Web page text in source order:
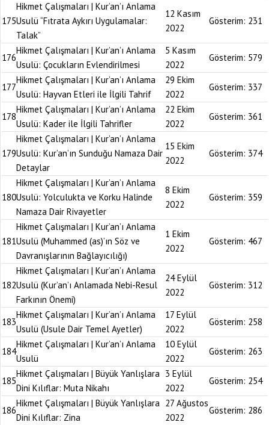
175
Hikmet Çalışmaları | Kur’an’ı Anlama
Usulü “Fıtrata Aykırı Uygulamalar:
Talak”
12 Kasım
2022
Gösterim: 231
176
Hikmet Çalışmaları | Kur’an’ı Anlama
Usulü: Çocukların Evlendirilmesi
5 Kasım
2022
Gösterim: 579
177
Hikmet Çalışmaları | Kur’an’ı Anlama
Usulü: Hayvan Etleri ile İlgili Tahrif
29 Ekim
2022
Gösterim: 337
178
Hikmet Çalışmaları | Kur’an’ı Anlama
Usulü: Kader ile İlgili Tahrifler
22 Ekim
2022
Gösterim: 361
179
Hikmet Çalışmaları | Kur’an’ı Anlama
Usulü: Kur’an’ın Sunduğu Namaza Dair
Detaylar
15 Ekim
2022
Gösterim: 374
180
Hikmet Çalışmaları | Kur’an’ı Anlama
Usulü: Yolculukta ve Korku Halinde
Namaza Dair Rivayetler
8 Ekim
2022
Gösterim: 359
181
Hikmet Çalışmaları | Kur’an’ı Anlama
Usulü (Muhammed (as)’ın Söz ve
Davranışlarının Bağlayıcılığı)
1 Ekim
2022
Gösterim: 467
182
Hikmet Çalışmaları | Kur’an’ı Anlama
Usulü (Kur’an’ı Anlamada Nebi-Resul
Farkının Önemi)
24 Eylül
2022
Gösterim: 312
183
Hikmet Çalışmaları | Kur’an’ı Anlama
Usulü (Usule Dair Temel Ayetler)
17 Eylül
2022
Gösterim: 258
184
Hikmet Çalışmaları | Kur’an’ı Anlama
Usulü
10 Eylül
2022
Gösterim: 263
185
Hikmet Çalışmaları | Büyük Yanlışlara
Dini Kılıflar: Muta Nikahı
3 Eylül
2022
Gösterim: 254
186
Hikmet Çalışmaları | Büyük Yanlışlara
Dini Kılıflar: Zina
27 Ağustos
2022
Gösterim: 286